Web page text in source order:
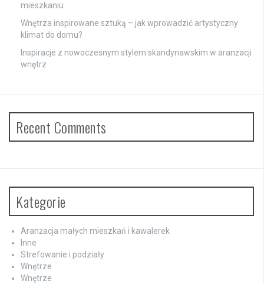
mieszkaniu
Wnętrza inspirowane sztuką – jak wprowadzić artystyczny
klimat do domu?
Inspiracje z nowoczesnym stylem skandynawskim w aranżacji
wnętrz
Recent Comments
Kategorie
Aranżacja małych mieszkań i kawalerek
Inne
Strefowanie i podziały
Wnętrze
Wnętrze